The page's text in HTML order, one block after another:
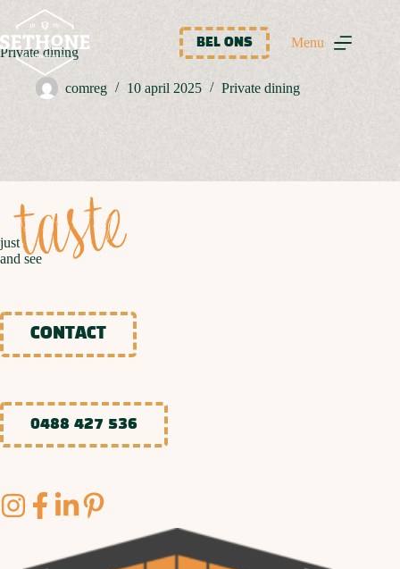
naar
de
inhoud
BEL ONS Menu
Private dining
comreg 10 april 2025 Private dining
justtaste
and see
CONTACT
0488 427 536